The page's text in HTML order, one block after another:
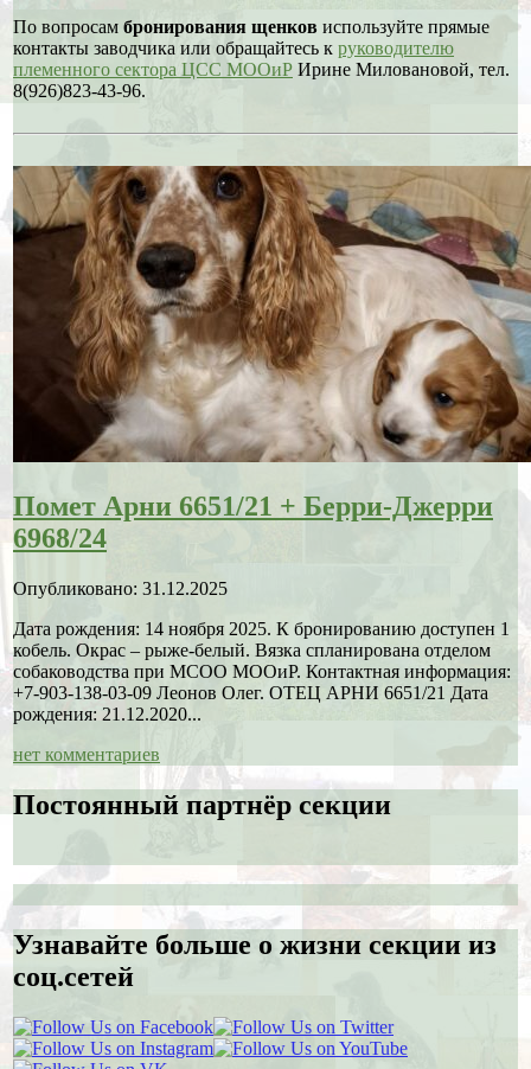
По вопросам бронирования щенков используйте прямые
контакты заводчика или обращайтесь к руководителю
племенного сектора ЦСС МООиР Ирине Миловановой, тел.
8(926)823-43-96.
Помет Арни 6651/21 + Берри-Джерри
6968/24
Опубликовано: 31.12.2025
Дата рождения: 14 ноября 2025. К бронированию доступен 1
кобель. Окрас – рыже-белый. Вязка спланирована отделом
собаководства при МСОО МООиР. Контактная информация:
+7-903-138-03-09 Леонов Олег. ОТЕЦ АРНИ 6651/21 Дата
рождения: 21.12.2020...
нет комментариев
Постоянный партнёр секции
Узнавайте больше о жизни секции из
соц.сетей